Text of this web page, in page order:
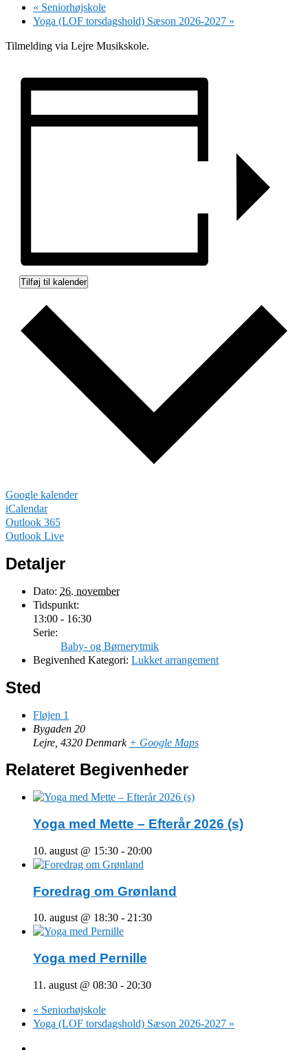
« Seniorhøjskole
Yoga (LOF torsdagshold) Sæson 2026-2027 »
Tilmelding via Lejre Musikskole.
Tilføj til kalender
Google kalender
iCalendar
Outlook 365
Outlook Live
Detaljer
Dato: 26. november
Tidspunkt:
13:00 - 16:30
Serie:
Baby- og Børnerytmik
Begivenhed Kategori: Lukket arrangement
Sted
Fløjen 1
Bygaden 20
Lejre 4320 Denmark + Google Maps
Relateret Begivenheder
Yoga med Mette – Efterår 2026 (s)
10. august @ 15:30 - 20:00
Foredrag om Grønland
10. august @ 18:30 - 21:30
Yoga med Pernille
11. august @ 08:30 - 20:30
« Seniorhøjskole
Yoga (LOF torsdagshold) Sæson 2026-2027 »